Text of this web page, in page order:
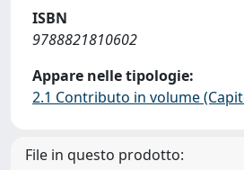
ISBN
9788821810602
Appare nelle tipologie:
2.1 Contributo in volume
File in questo prodotto: